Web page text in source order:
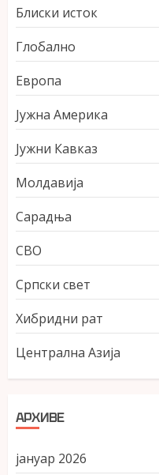
Блиски исток
Глобално
Европа
Јужна Америка
Јужни Кавказ
Молдавија
Сарадња
СВО
Српски свет
Хибридни рат
Централна Азија
АРХИВЕ
јануар 2026